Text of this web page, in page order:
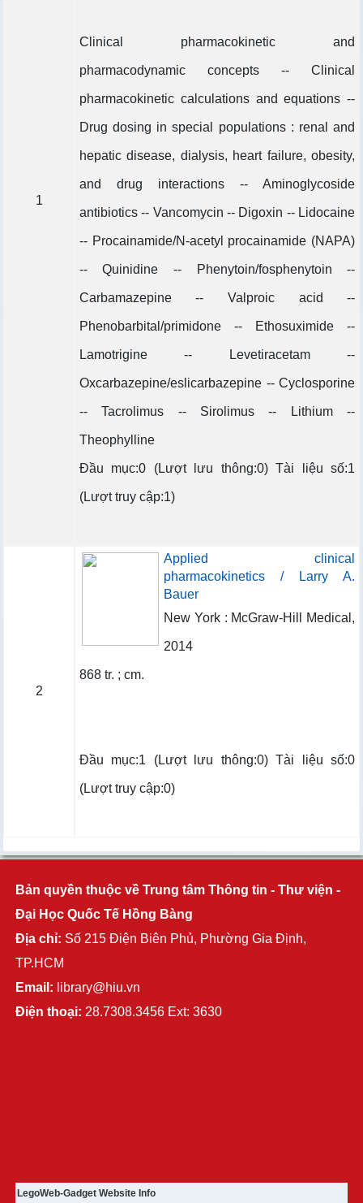
1
Clinical pharmacokinetic and
pharmacodynamic concepts -- Clinical
pharmacokinetic calculations and equations --
Drug dosing in special populations : renal and
hepatic disease, dialysis, heart failure, obesity,
and drug interactions -- Aminoglycoside
antibiotics -- Vancomycin -- Digoxin -- Lidocaine
-- Procainamide/N-acetyl procainamide (NAPA)
-- Quinidine -- Phenytoin/fosphenytoin --
Carbamazepine -- Valproic acid --
Phenobarbital/primidone -- Ethosuximide --
Lamotrigine -- Levetiracetam --
Oxcarbazepine/eslicarbazepine -- Cyclosporine
-- Tacrolimus -- Sirolimus -- Lithium --
Theophylline
Đầu mục:0 (Lượt lưu thông:0) Tài liệu số:1
(Lượt truy cập:1)
2
Applied clinical
pharmacokinetics / Larry A.
Bauer
New York : McGraw-Hill Medical,
2014
868 tr. ; cm.
Đầu mục:1 (Lượt lưu thông:0) Tài liệu số:0
(Lượt truy cập:0)
Bản quyền thuộc về Trung tâm Thông tin - Thư viện -
Đại Học Quốc Tế Hồng Bàng
Địa chỉ: Số 215 Điện Biên Phủ, Phường Gia Định,
TP.HCM
Email: library@hiu.vn
Điện thoại: 28.7308.3456 Ext: 3630
LegoWeb-Gadget Website Info